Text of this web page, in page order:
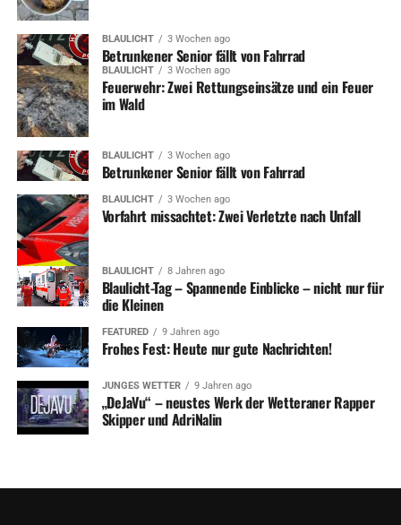
BLAULICHT 3 Wochen ago
Betrunkener Senior fällt von Fahrrad
BLAULICHT 3 Wochen ago
Feuerwehr: Zwei Rettungseinsätze und ein Feuer
im Wald
BLAULICHT 3 Wochen ago
Betrunkener Senior fällt von Fahrrad
BLAULICHT 3 Wochen ago
Vorfahrt missachtet: Zwei Verletzte nach Unfall
BLAULICHT 8 Jahren ago
Blaulicht-Tag – Spannende Einblicke – nicht nur für
die Kleinen
FEATURED 9 Jahren ago
Frohes Fest: Heute nur gute Nachrichten!
JUNGES WETTER 9 Jahren ago
„DeJaVu“ – neustes Werk der Wetteraner Rapper
Skipper und AdriNalin